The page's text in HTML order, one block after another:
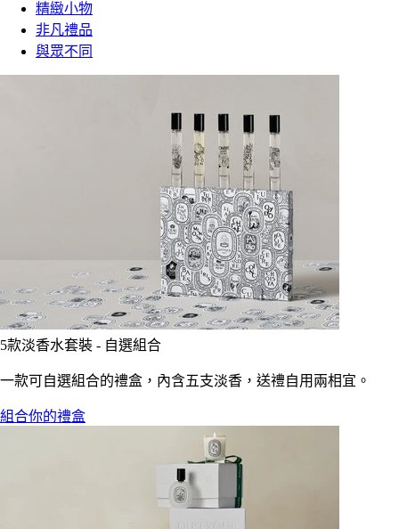
精緻小物
非凡禮品
與眾不同
5款淡香水套裝 - 自選組合
一款可自選組合的禮盒，內含五支淡香，送禮自用兩相宜。
組合你的禮盒